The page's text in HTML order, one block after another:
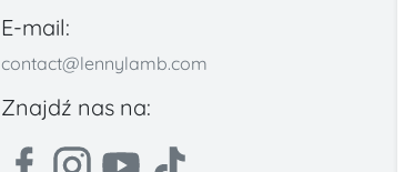
E-mail:
contact@lennylamb.com
Znajdź nas na: